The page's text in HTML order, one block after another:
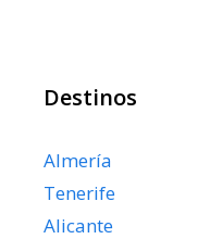
Destinos
Almería
Tenerife
Alicante